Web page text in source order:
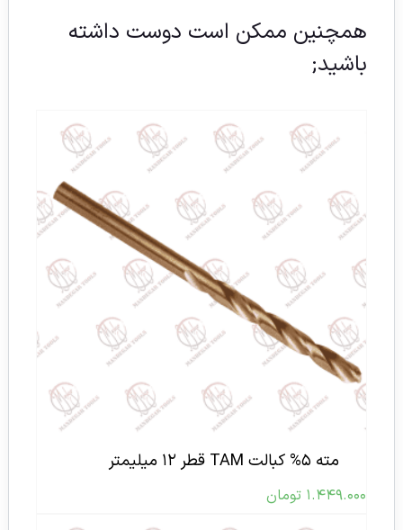
همچنین ممکن است دوست داشته
باشید;
مته ۵% کبالت TAM قطر ۱۲ میلیمتر
۱.۴۴۹.۰۰۰ تومان